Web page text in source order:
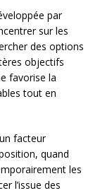
par
sur les
des options
objectifs
favorise la
tout en
facteur
quand
les
l’issue des